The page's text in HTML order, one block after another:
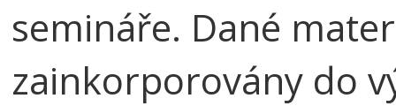
semináře. Dané
zainkorporovány do